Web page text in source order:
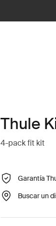
Thule
4-pack fit kit
Garantía
Buscar un